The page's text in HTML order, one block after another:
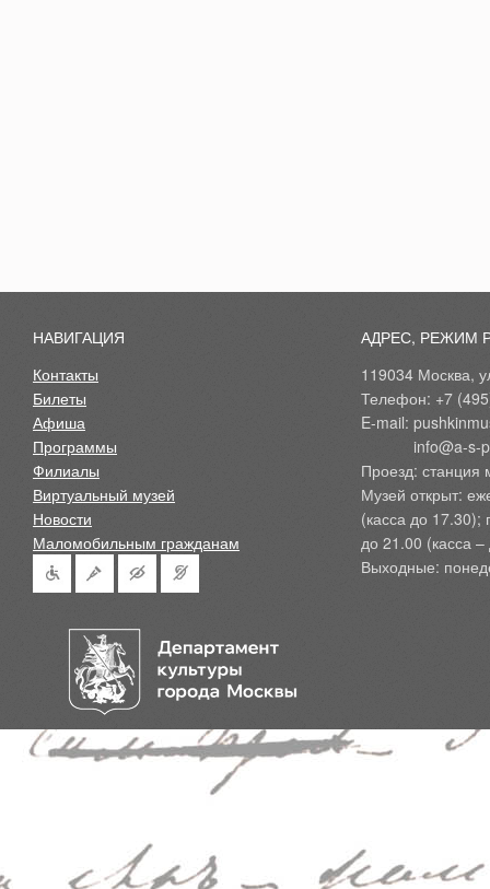
НАВИГАЦИЯ
Контакты
Билеты
Афиша
Программы
Филиалы
Виртуальный музей
Новости
Маломобильным гражданам
АДРЕС, РЕЖИМ
119034 Москва,
Телефон: +7
E-mail:
Проезд: станция
Музей открыт:
(касса до 17.30);
до 21.00 (касса
Выходные: